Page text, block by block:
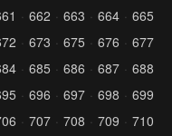
662 663 664
665
673 675 676
677
685 686 687
688
696 697 698
699
707 708 709
710